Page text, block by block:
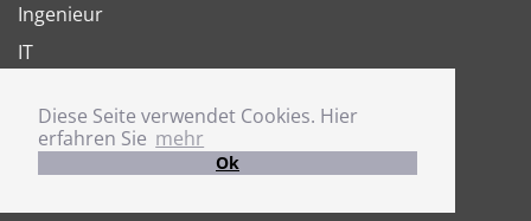
Diese Seite verwendet Cookies. Hier
erfahren Sie mehr
Ok
Ingenieur
IT
Joboter